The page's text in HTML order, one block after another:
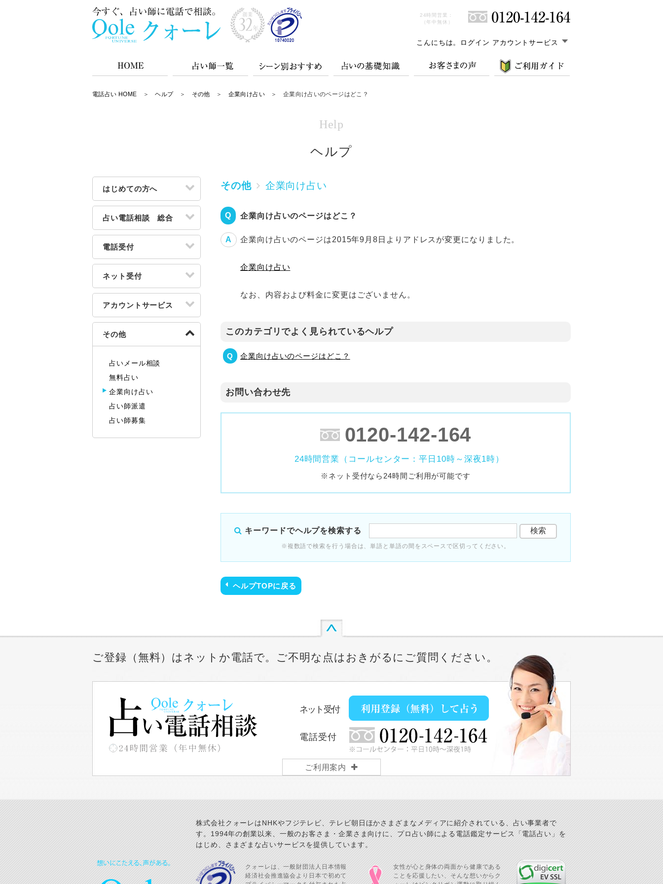
24時間営業：
（年中無休）
こんにちは。 ログイン アカウントサービス
電話占い HOME ＞ヘルプ＞ その他 ＞ 企業向け占い＞ 企業向け占いのページはどこ？
Help
ヘルプ
はじめての方へ
占い電話相談 総合
電話受付
ネット受付
アカウントサービス
その他
占いメール相談
無料占い
企業向け占い
占い師派遣
占い師募集
その他 企業向け占い
企業向け占いのページはどこ？
企業向け占いのページは2015年9月8日よりアドレスが変更になりました。
企業向け占い
なお、内容および料金に変更はございません。
このカテゴリでよく見られているヘルプ
企業向け占いのページはどこ？
お問い合わせ先
0120-142-164
24時間営業（コールセンター：平日10時～深夜1時）
※ネット受付なら24時間ご利用が可能です
キーワードでヘルプを検索する
※複数語で検索を行う場合は、単語と単語の間をスペースで区切ってください。
ヘルプTOPに戻る
ご登録（無料）はネットか電話で。ご不明な点はおきがるにご質問ください。
ネット受付
電話受付
ご利用案内
株式会社クォーレはNHKやフジテレビ、テレビ朝日ほかさまざまなメディアに紹介されている、占い事業者で
す。1994年の創業以来、一般のお客さま・企業さま向けに、プロ占い師による電話鑑定サービス「電話占い」を
はじめ、さまざまな占いサービスを提供しています。
クォーレは、一般財団法人日本情報
経済社会推進協会より日本で初めて
女性が心と身体の両面から健康である
ことを応援したい、そんな想いからク